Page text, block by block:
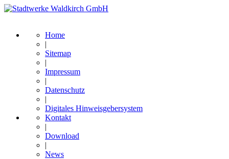
Home
|
Sitemap
|
Impressum
|
Datenschutz
|
Digitales Hinweisgebersystem
Kontakt
|
Download
|
News